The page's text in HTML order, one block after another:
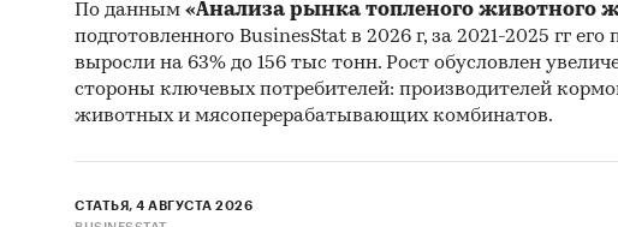
По данным «Анализа рынка топленого животного
подготовленного BusinesStat в 2026 г, за 2021-2025 гг
выросли на 63% до 156 тыс тонн. Рост обусловлен
стороны ключевых потребителей: производителей
животных и мясоперерабатывающих комбинатов.
СТАТЬЯ, 4 АВГУСТА 2026